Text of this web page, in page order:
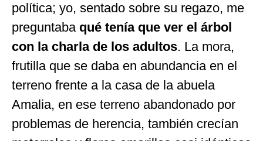
política; yo, sentado sobre su regazo, me
preguntaba qué tenía que ver el árbol
con la charla de los adultos. La mora,
frutilla que se daba en abundancia en el
terreno frente a la casa de la abuela
Amalia, en ese terreno abandonado por
problemas de herencia, también crecían